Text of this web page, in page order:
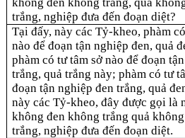
trắng, nghiệp đưa đến đoạn diệt?
Tại đấy, này các Tỷ-kheo, phàm
nào để đoạn tận nghiệp đen, quả
phàm có tư tâm sở nào để đoạn
trắng, quả trắng này; phàm có tư
đoạn tận nghiệp đen trắng, quả
này các Tỷ-kheo, đây được gọi là
không đen không trắng quả
trắng, nghiệp đưa đến đoạn diệt.